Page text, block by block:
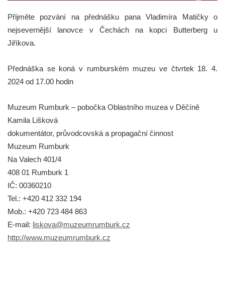
Přijměte pozvání na přednášku pana Vladimíra Matičky o
nejsevernější lanovce v Čechách na kopci Butterberg u
Jiříkova.
Přednáška se koná v rumburském muzeu ve čtvrtek 18. 4.
2024 od 17.00 hodin
Muzeum Rumburk – pobočka Oblastního muzea v Děčíně
Kamila Lišková
dokumentátor, průvodcovská a propagační činnost
Muzeum Rumburk
Na Valech 401/4
408 01 Rumburk 1
IČ: 00360210
Tel.: +420 412 332 194
Mob.: +420 723 484 863
E-mail: liskova@muzeumrumburk.cz
http://www.muzeumrumburk.cz